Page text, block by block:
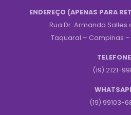
ENDEREÇO (APENAS PARA
Rua Dr. Armando Salles
Taquaral – Campinas –
(19) 2121-
(19) 99103-